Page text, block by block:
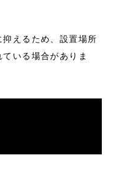
えるため、設置場所
いる場合がありま